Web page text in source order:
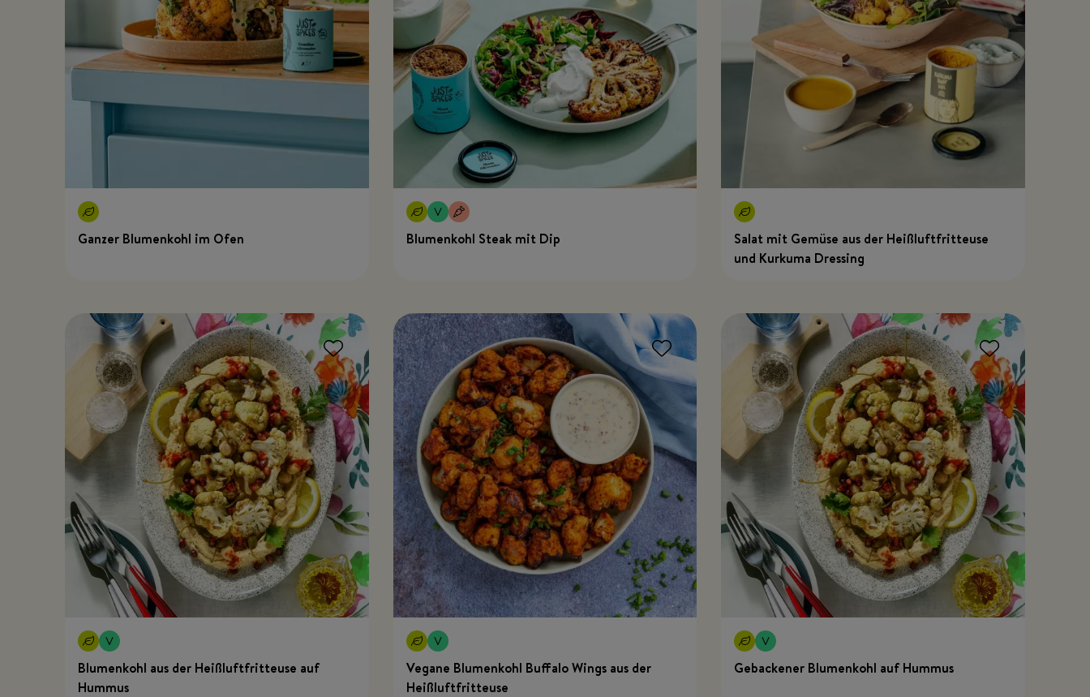
Ganzer Blumenkohl im Ofen Blumenkohl Steak mit Dip
Salat mit Gemüse aus der Heißluftfritteuse
und Kurkuma Dressing
Blumenkohl aus der Heißluftfritteuse auf
Hummus
Vegane Blumenkohl Buffalo Wings aus der
Heißluftfritteuse
Gebackener Blumenkohl auf Hummus